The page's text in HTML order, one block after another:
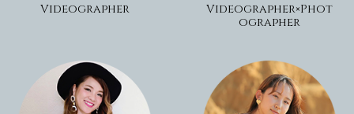
Videographer
Videographer×Phot
ographer